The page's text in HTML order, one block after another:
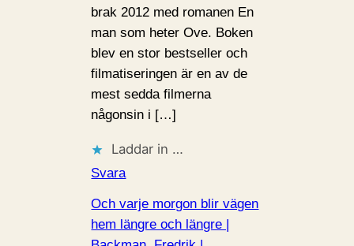
brak 2012 med romanen En
man som heter Ove. Boken
blev en stor bestseller och
filmatiseringen är en av de
mest sedda filmerna
någonsin i […]
Laddar in …
Svara
Och varje morgon blir vägen
hem längre och längre |